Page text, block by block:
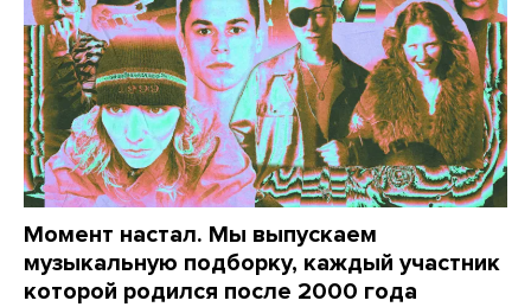
Момент настал. Мы выпускаем
музыкальную подборку, каждый участник
которой родился после 2000 года